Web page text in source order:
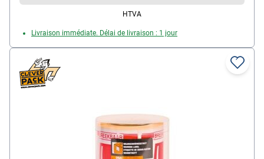
pratiques, opaques, pour recouvrir les inscriptions
HTVA
Livraison immédiate. Délai de livraison : 1 jour